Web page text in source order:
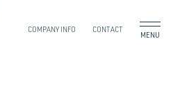
COMPANY INFO CONTACT
MENU